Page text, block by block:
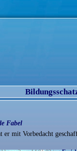
Fabel
er mit Vorbedacht